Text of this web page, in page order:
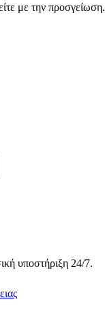
με την προσγείωση.
υποστήριξη 24/7.